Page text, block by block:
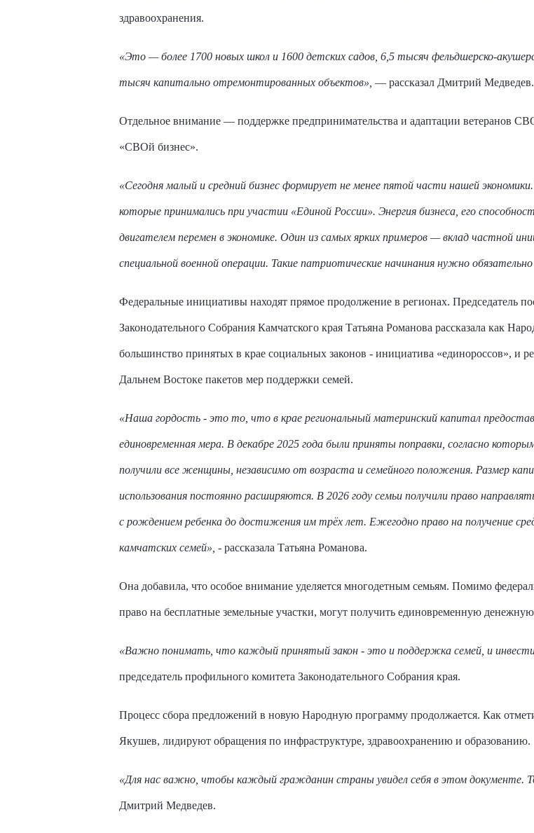
здравоохранения.
«Это — более 1700 новых школ и 1600 детских садов, 6,5 тысяч фельдшерско-
тысяч капитально отремонтированных объектов», — рассказал Дмитрий Медведев.
Отдельное внимание — поддержке предпринимательства и адаптации ветеранов
«СВОй бизнес».
«Сегодня малый и средний бизнес формирует не менее пятой части нашей
которые принимались при участии «Единой России». Энергия бизнеса, его
двигателем перемен в экономике. Один из самых ярких примеров — вклад частной
специальной военной операции. Такие патриотические начинания нужно
Федеральные инициативы находят прямое продолжение в регионах. Председатель
Законодательного Собрания Камчатского края Татьяна Романова рассказала как
большинство принятых в крае социальных законов - инициатива «единороссов», и
Дальнем Востоке пакетов мер поддержки семей.
«Наша гордость - это то, что в крае региональный материнский капитал
единовременная мера. В декабре 2025 года были приняты поправки, согласно
получили все женщины, независимо от возраста и семейного положения. Размер
использования постоянно расширяются. В 2026 году семьи получили право
с рождением ребенка до достижения им трёх лет. Ежегодно право на получение
камчатских семей», - рассказала Татьяна Романова.
Она добавила, что особое внимание уделяется многодетным семьям. Помимо
право на бесплатные земельные участки, могут получить единовременную
«Важно понимать, что каждый принятый закон - это и поддержка семей, и
председатель профильного комитета Законодательного Собрания края.
Процесс сбора предложений в новую Народную программу продолжается. Как
Якушев, лидируют обращения по инфраструктуре, здравоохранению и образованию.
«Для нас важно, чтобы каждый гражданин страны увидел себя в этом документе.
Дмитрий Медведев.